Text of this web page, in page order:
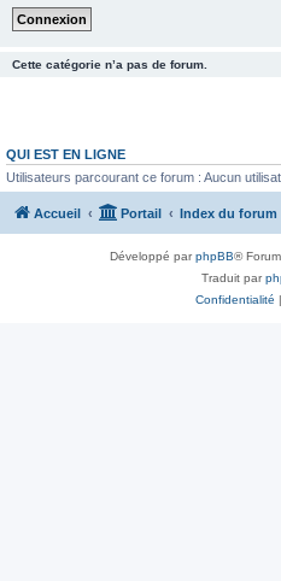
Cette catégorie n’a pas de forum.
QUI EST EN LIGNE
Utilisateurs parcourant ce forum : Aucun
Accueil Portail Index du forum
Développé parphpBB®
Traduit par
Confidentialité |